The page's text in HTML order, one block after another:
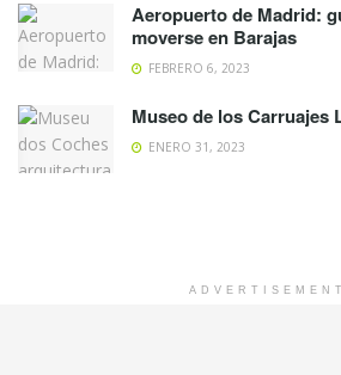
Aeropuerto de Madrid:
moverse en Barajas
FEBRERO 6, 2023
Museo de los Carruajes
ENERO 31, 2023
ADVERTISEMENT